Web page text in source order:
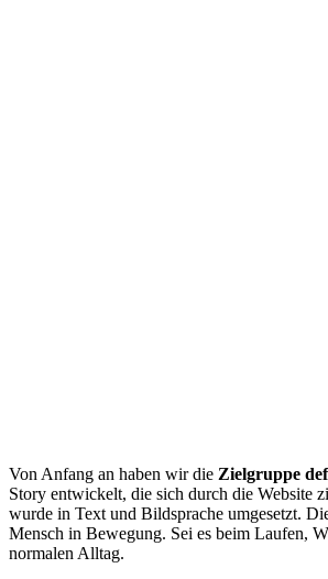
Von Anfang an haben wir die Zielgruppe
Story entwickelt, die sich durch die Website
wurde in Text und Bildsprache umgesetzt.
Mensch in Bewegung. Sei es beim Laufen,
normalen Alltag.